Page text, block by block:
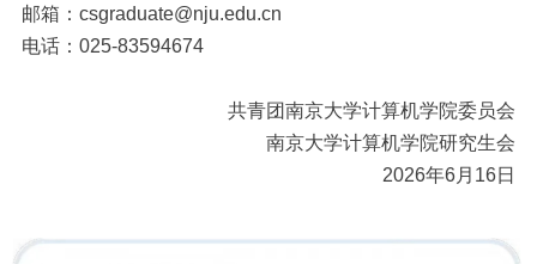
邮箱：csgraduate@nju.edu.cn
电话：025-83594674
共青团南京大学计算机学院委员会
南京大学计算机学院研究生会
2026年6月16日